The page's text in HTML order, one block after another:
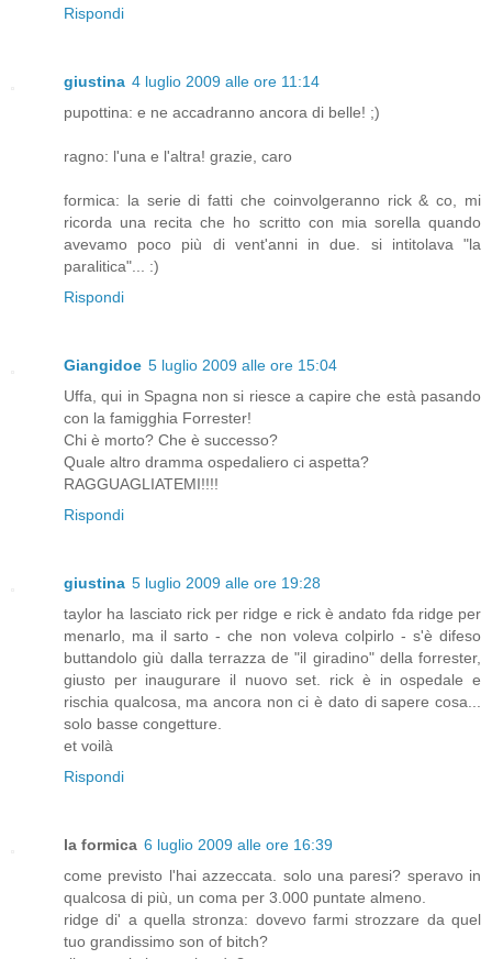
Rispondi
giustina 4 luglio 2009 alle ore 11:14
pupottina: e ne accadranno ancora di belle! ;)
ragno: l'una e l'altra! grazie, caro
formica: la serie di fatti che coinvolgeranno rick & co, mi
ricorda una recita che ho scritto con mia sorella quando
avevamo poco più di vent'anni in due. si intitolava "la
paralitica"... :)
Rispondi
Giangidoe 5 luglio 2009 alle ore 15:04
Uffa, qui in Spagna non si riesce a capire che està pasando
con la famigghia Forrester!
Chi è morto? Che è successo?
Quale altro dramma ospedaliero ci aspetta?
RAGGUAGLIATEMI!!!!
Rispondi
giustina 5 luglio 2009 alle ore 19:28
taylor ha lasciato rick per ridge e rick è andato fda ridge per
menarlo, ma il sarto - che non voleva colpirlo - s'è difeso
buttandolo giù dalla terrazza de "il giradino" della forrester,
giusto per inaugurare il nuovo set. rick è in ospedale e
rischia qualcosa, ma ancora non ci è dato di sapere cosa...
solo basse congetture.
et voilà
Rispondi
la formica 6 luglio 2009 alle ore 16:39
come previsto l'hai azzeccata. solo una paresi? speravo in
qualcosa di più, un coma per 3.000 puntate almeno.
ridge di' a quella stronza: dovevo farmi strozzare da quel
tuo grandissimo son of bitch?